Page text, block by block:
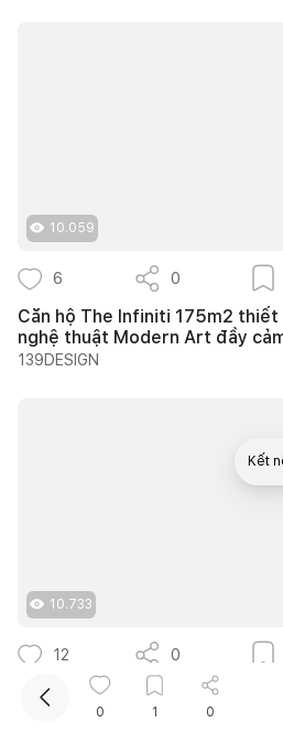
10.059
6 0
Căn hộ The Infiniti 175m2
nghệ thuật Modern Art đầy
139DESIGN
10.733
12 0
25 ý tưởng lựa chọn cây trồng
bóng mát quanh năm cho nhà
0 1 0
Kết